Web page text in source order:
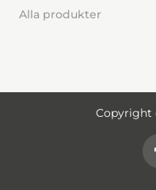
Alla produkter
Copyright